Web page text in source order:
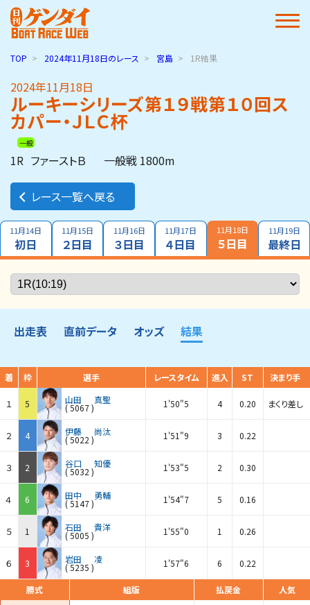
TOP 2024年11月18日のレース 宮島 1R結果
2024年11月18日
ルーキーシリーズ第１９戦第１０回ス
カパー・ＪＬＣ杯
一般
1R ファーストＢ 一般戦 1800m
レース一覧へ戻る
11月14日
初日
11月15日
２日目
11月16日
３日目
11月17日
４日目
11月18日
５日目
11月19日
最終日
出走表 直前データ オッズ 結果
着 枠 選手 レースタイム 進入 ST 決まり手
１ 5 山田 真聖
(5067) 1'50"5 4 0.20 まくり差し
２ 4 伊藤 尚汰
(5022 ) 1'51"9 3 0.22
３ 2 谷口 知優
(5032 ) 1'53"5 2 0.30
４ 6 田中 勇輔
(5147) 1'54"7 5 0.16
５ 1 石田 貴洋
(5005 ) 1'55"0 1 0.26
６ 3 岩田 凌
(5235 ) 1'57"6 6 0.22
勝式 組版 払戻金 人気